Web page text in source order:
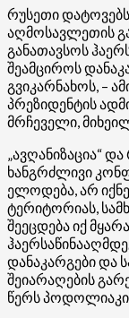
რუსეთი
აღმოსავლეთის
განათავსოს
შეამციროს
გვიკარნახოს, –
პრეზიდენტის
მრჩეველი,
„ავღანიზაცია“
ხანგრძლივი
ელოდება, არ
ტერიტორიას,
შეეცდება იქ
დანაკარგები და
შეიარაღების
წერს